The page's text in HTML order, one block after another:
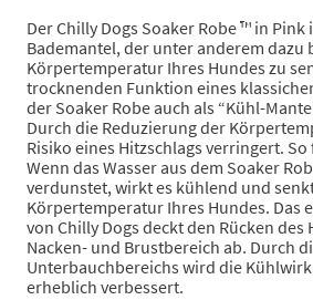
Der Chilly Dogs Soaker Robe ™ in
Bademantel, der unter anderem dazu
Körpertemperatur Ihres Hundes zu
trocknenden Funktion eines
der Soaker Robe auch als “Kühl-
Durch die Reduzierung der
Risiko eines Hitzschlags verringert.
Wenn das Wasser aus dem Soaker
verdunstet, wirkt es kühlend und
Körpertemperatur Ihres Hundes. Das
von Chilly Dogs deckt den Rücken des
Nacken- und Brustbereich ab. Durch
Unterbauchbereichs wird die
erheblich verbessert.